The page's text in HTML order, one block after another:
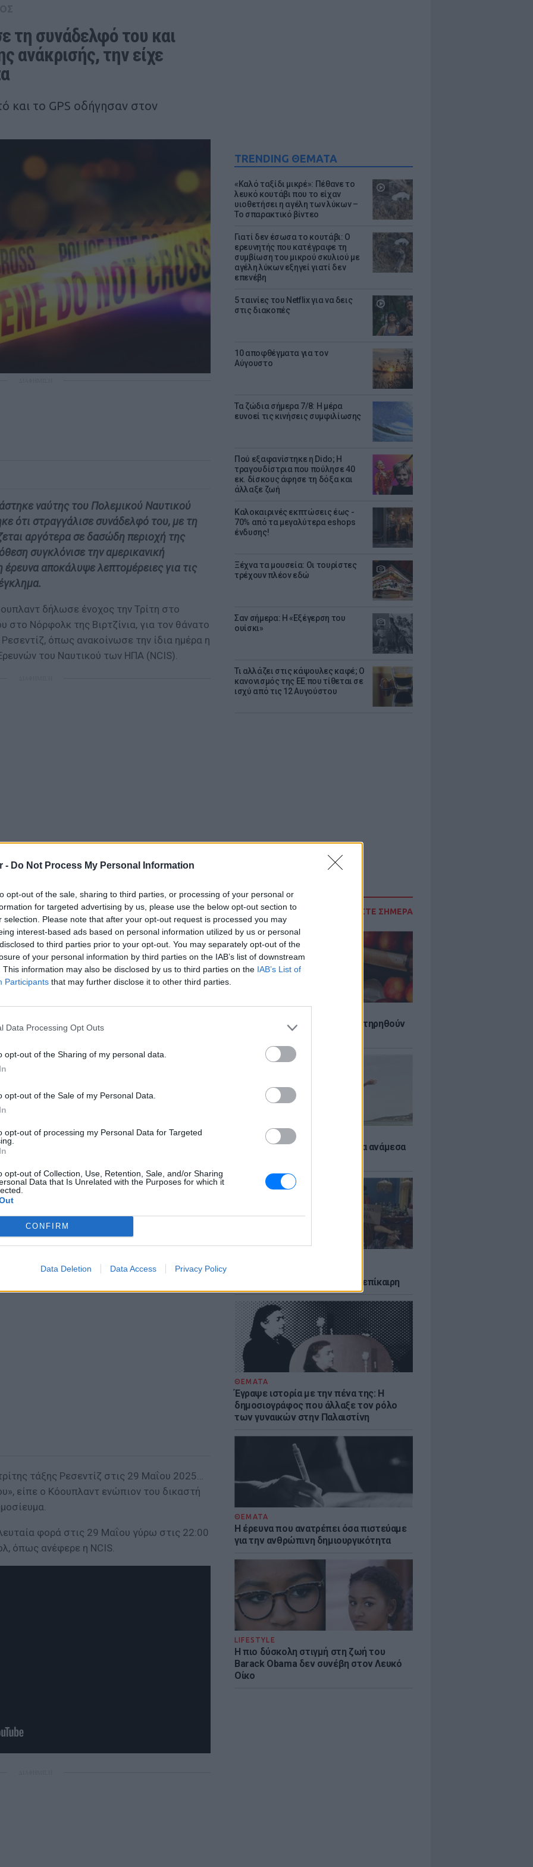
- Do Not Process My Personal Information
opt-out of the sale, sharing to third parties, or processing of your personal or
for targeted advertising by us, please use the below opt-out section to
selection. Please note that after your opt-out request is processed you may
interest-based ads based on personal information utilized by us or personal
to third parties prior to your opt-out. You may separately opt-out of the
of your personal information by third parties on the IAB’s list of downstream
This information may also be disclosed by us to third parties on the IAB’s List of
Participants that may further disclose it to other third parties.
Data Processing Opt Outs
opt-out of the Sharing of my personal data.
opt-out of the Sale of my Personal Data.
opt-out of processing my Personal Data for Targeted
opt-out of Collection, Use, Retention, Sale, and/or Sharing
Data that Is Unrelated with the Purposes for which it
CONFIRM
Data Deletion Data Access Privacy Policy
TRENDING ΘΕΜΑΤΑ
«Καλό ταξίδι μικρέ»: Πέθανε το
λευκό κουτάβι που το είχαν
υιοθετήσει η αγέλη των λύκων –
Το σπαρακτικό βίντεο
Γιατί δεν έσωσα το κουτάβι: Ο
ερευνητής που κατέγραφε τη
συμβίωση του μικρού σκυλιού με
αγέλη λύκων εξηγεί γιατί δεν
επενέβη
5 ταινίες του Netflix για να δεις
στις διακοπές
10 αποφθέγματα για τον
Αύγουστο
Τα ζώδια σήμερα 7/8: Η μέρα
ευνοεί τις κινήσεις συμφιλίωσης
Πού εξαφανίστηκε η Dido; Η
τραγουδίστρια που πούλησε 40
εκ. δίσκους άφησε τη δόξα και
άλλαξε ζωή
Καλοκαιρινές εκπτώσεις έως -
70% από τα μεγαλύτερα eshops
ένδυσης!
Ξέχνα τα μουσεία: Οι τουρίστες
τρέχουν πλέον εδώ
Σαν σήμερα: Η «Εξέγερση του
ουίσκι»
Τι αλλάζει στις κάψουλες καφέ; Ο
κανονισμός της ΕΕ που τίθεται σε
ισχύ από τις 12 Αυγούστου
ΔΙΑΒΑΣΤΕ ΣΗΜΕΡΑ
6 φρούτα που μπορουν να διατηρηθούν
Πώς να αποφύγεις το σύγκαμα ανάμεσα
νεοπλουτισμό και παραμένει επίκαιρη
ΘΕΜΑΤΑ
Έγραψε ιστορία με την πένα της: Η
δημοσιογράφος που άλλαξε τον ρόλο
των γυναικών στην Παλαιστίνη
ΘΕΜΑΤΑ
Η έρευνα που ανατρέπει όσα πιστεύαμε
για την ανθρώπινη δημιουργικότητα
LIFESTYLE
Η πιο δύσκολη στιγμή στη ζωή του
Barack Obama δεν συνέβη στον Λευκό
Οίκο
τη συνάδελφό του και
ανάκρισής, την είχε
και το GPS οδήγησαν στον
ναύτης του Πολεμικού Ναυτικού
ότι στραγγάλισε συνάδελφό του, με τη
αργότερα σε δασώδη περιοχή της
συγκλόνισε την αμερικανική
αποκάλυψε λεπτομέρειες για τις
δήλωσε ένοχος την Τρίτη στο
στο Νόρφολκ της Βιρτζίνια, για τον θάνατο
όπως ανακοίνωσε την ίδια ημέρα η
του Ναυτικού των ΗΠΑ (NCIS).
να λογοδοτήσει πλήρως για τις
στην τραγική δολοφονία της
η ειδική πράκτορας και επικεφαλής της
ανέφερε στους ερευνητές ότι η
θάλαμό του στο Μίλερ Χολ, στη Ναυτική
στις 29 Μαΐου 2025. Όπως υποστήριξε,
έπιναν και αντάλλασσαν φιλιά, όταν
περιεχομένου που είδε στο κινητό
πάνω της και τη στραγγάλισε όταν εκείνη
όπως ισχυρίστηκε, προσπαθούσε να
ΔΙΑΦΗΜΙΣΗ
τάξης Ρεσεντίζ στις 29 Μαΐου 2025…
είπε ο Κόουπλαντ ενώπιον του δικαστή
φορά στις 29 Μαΐου γύρω στις 22:00
όπως ανέφερε η NCIS.